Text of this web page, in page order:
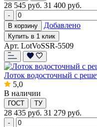
28 545 руб. 31 400 руб.
-
В корзину
Добавлено
Купить в 1 клик
Арт. LotVoSSR-5509
Лоток водосточный с
5,0
В наличии
ГОСТ ТУ
28 435 руб. 31 279 руб.
-